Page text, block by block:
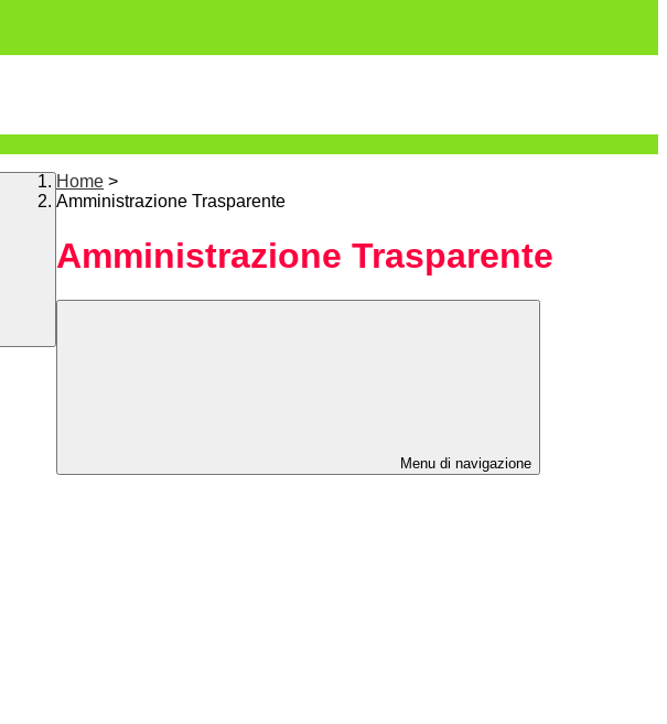
Home >
Amministrazione Trasparente
Amministrazione Trasparente
Menu di navigazione